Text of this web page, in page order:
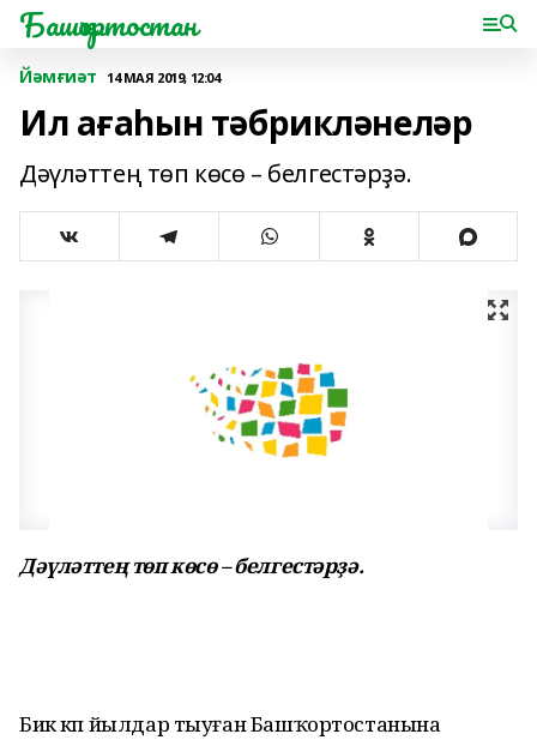
Башҡортостан
Йәмғиәт 14 МАЯ 2019, 12:04
Ил ағаһын тәбрикләнеләр
Дәүләттең төп көсө – белгестәрҙә.
Дәүләттең төп көсө – белгестәрҙә.
Бик күп йылдар тыуған Башҡортос­танына